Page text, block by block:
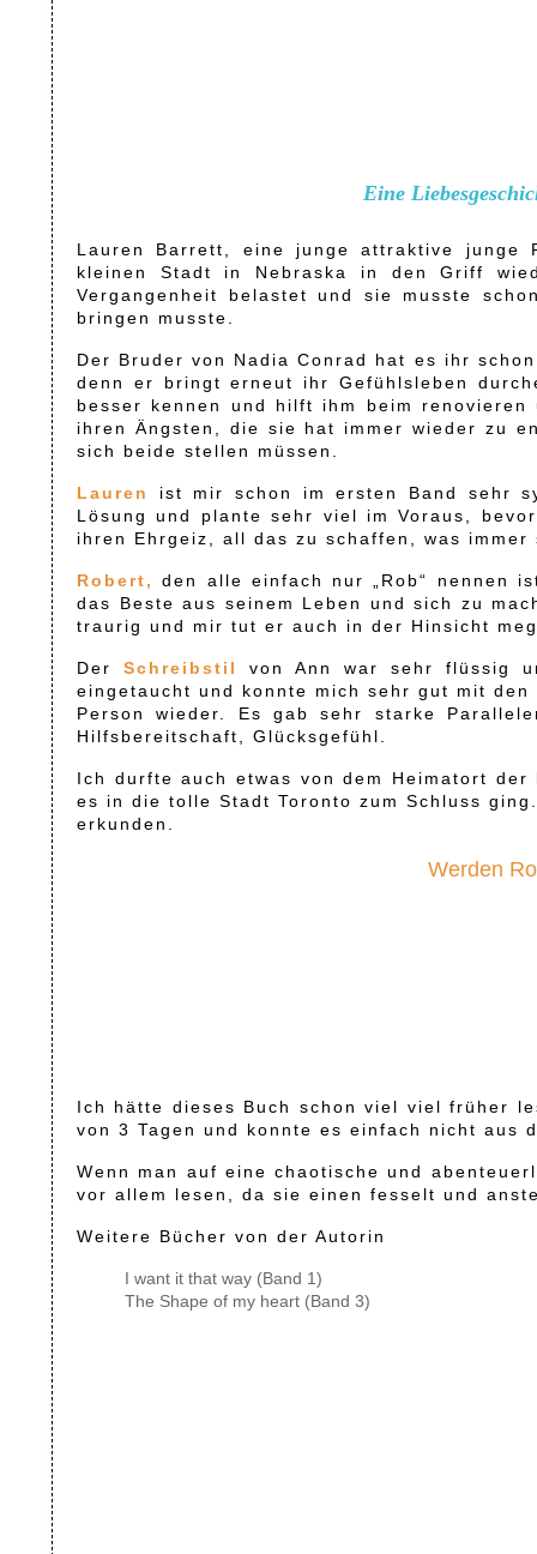
Eine
Lauren Barrett, eine junge attraktive junge
kleinen Stadt in Nebraska in den Griff
Vergangenheit belastet und sie musste
bringen musste.
Der Bruder von Nadia Conrad hat es ihr
denn er bringt erneut ihr Gefühlsleben
besser kennen und hilft ihm beim
ihren Ängsten, die sie hat immer wieder zu
sich beide stellen müssen.
Lauren
ist mir schon im ersten Band sehr
Lösung und plante sehr viel im Voraus,
ihren Ehrgeiz, all das zu schaffen, was
Robert,den alle einfach nur „Rob“ nennen
das Beste aus seinem Leben und sich zu
traurig und mir tut er auch in der Hinsicht
Der Schreibstil
von Ann war sehr flüssig
eingetaucht und konnte mich sehr gut mit
Person wieder. Es gab sehr starke
Hilfsbereitschaft, Glücksgefühl.
Ich durfte auch etwas von dem Heimatort
es in die tolle Stadt Toronto zum Schluss
erkunden.
Werden
Ich hätte dieses Buch schon viel viel früher
von 3 Tagen und konnte es einfach nicht aus
Wenn man auf eine chaotische und
vor allem lesen, da sie einen fesselt und
Weitere Bücher von der Autorin
I want it that way (Band 1)
The Shape of my heart (Band 3)